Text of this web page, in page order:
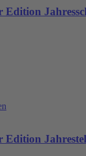
Edition
Edition